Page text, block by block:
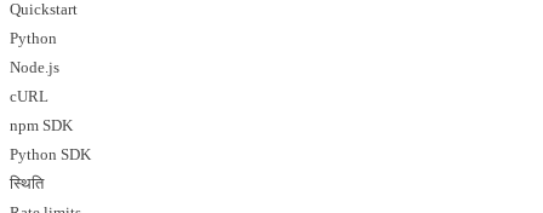
Quickstart
Python
Node.js
cURL
npm SDK
Python SDK
स्थिति